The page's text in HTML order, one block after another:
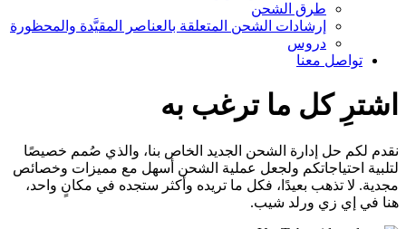
طرق الشحن
إرشادات الشحن المتعلقة بالعناصر المقيَّدة والمحظورة
دروس
تواصل معنا
اشترِ كل ما ترغب به
نقدم لكم حل إدارة الشحن الجديد الخاص بنا، والذي صُمم خصيصًا
لتلبية احتياجاتكم ولجعل عملية الشحن أسهل مع مميزات وخصائص
مجدية. لا تذهب بعيدًا، فكل ما تريده وأكثر ستجده في مكانٍ واحد،
هنا في إي زي ورلد شيب.